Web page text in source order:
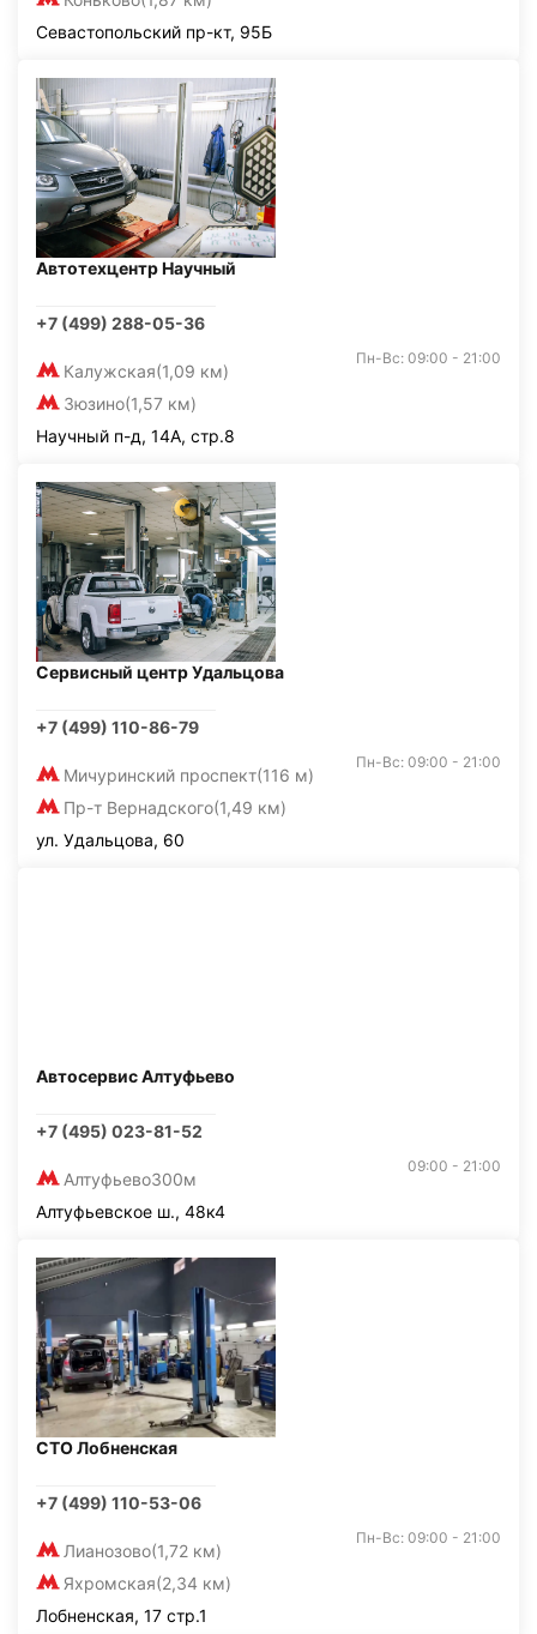
Севастопольский пр-кт, 95Б
Автотехцентр Научный
+7 (499) 288-05-36
Калужская(1,09 км)
Зюзино(1,57 км)
Пн-Вс: 09:00 - 21:00
Научный п-д, 14А, стр.8
Сервисный центр Удальцова
+7 (499) 110-86-79
Мичуринский проспект(116 м)
Пр-т Вернадского(1,49 км)
Пн-Вс: 09:00 - 21:00
ул. Удальцова, 60
Автосервис Алтуфьево
+7 (495) 023-81-52
Алтуфьево300м
09:00 - 21:00
Алтуфьевское ш., 48к4
СТО Лобненская
+7 (499) 110-53-06
Лианозово(1,72 км)
Яхромская(2,34 км)
Пн-Вс: 09:00 - 21:00
Лобненская, 17 стр.1